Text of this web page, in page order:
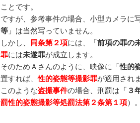
ことです。
ですが、参考事件の場合、小型カメラに
等 」は当然写っていません。
しかし、
同条第２項には、「前項の罪の
罪には未遂罪が成立します。
そのためＡさんのように、映像に「性的
置すれば、性的姿態等撮影罪が適用され
このような盗撮事件の場合、刑罰は「 ３
罰性的姿態撮影等処罰法第２条第１項）。